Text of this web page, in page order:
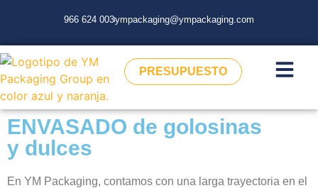
966 624 003ympackaging@ympackaging.com
PRESUPUESTO
ENVASADO de golosinas
y dulces
En YM Packaging, contamos con una larga trayectoria en el